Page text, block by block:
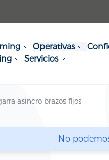
Operativas
Servicios
asincro brazos fijos
No